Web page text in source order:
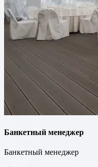
Банкетный менеджер
Банкетный менеджер